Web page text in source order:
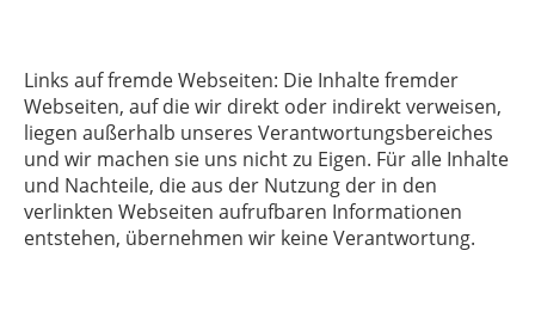
Links auf fremde Webseiten: Die Inhalte fremder
Webseiten, auf die wir direkt oder indirekt verweisen,
liegen außerhalb unseres Verantwortungsbereiches
und wir machen sie uns nicht zu Eigen. Für alle Inhalte
und Nachteile, die aus der Nutzung der in den
verlinkten Webseiten aufrufbaren Informationen
entstehen, übernehmen wir keine Verantwortung.